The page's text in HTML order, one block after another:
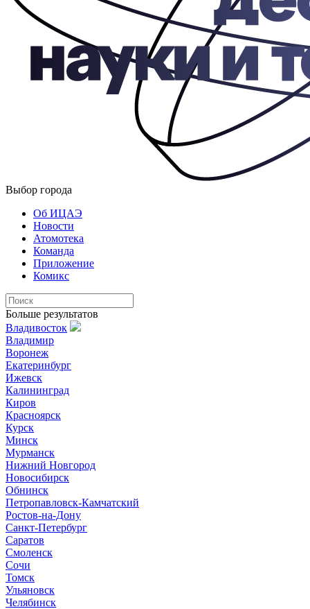
Выбор города
Об ИЦАЭ
Новости
Атомотека
Команда
Приложение
Комикс
Больше результатов
Владивосток
Владимир
Воронеж
Екатеринбург
Ижевск
Калининград
Киров
Красноярск
Курск
Минск
Мурманск
Нижний Новгород
Новосибирск
Обнинск
Петропавловск-Камчатский
Ростов-на-Дону
Санкт-Петербург
Саратов
Смоленск
Сочи
Томск
Ульяновск
Челябинск